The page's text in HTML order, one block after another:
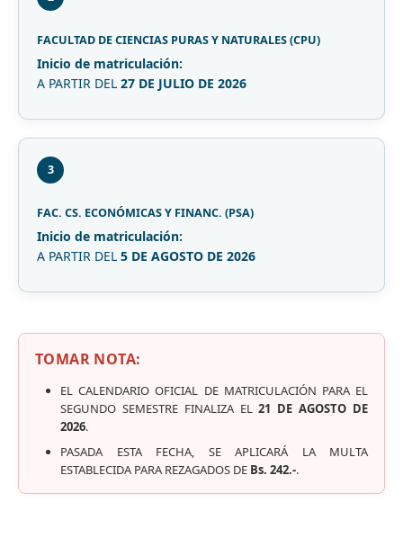
FACULTAD DE CIENCIAS PURAS Y NATURALES (CPU)
Inicio de matriculación:
A PARTIR DEL 27 DE JULIO DE 2026
3
FAC. CS. ECONÓMICAS Y FINANC. (PSA)
Inicio de matriculación:
A PARTIR DEL 5 DE AGOSTO DE 2026
TOMAR NOTA:
EL CALENDARIO OFICIAL DE MATRICULACIÓN PARA EL
SEGUNDO SEMESTRE FINALIZA EL21 DE AGOSTO DE
2026.
PASADA ESTA FECHA, SE APLICARÁ LA MULTA
ESTABLECIDA PARA REZAGADOS DE Bs. 242.-.